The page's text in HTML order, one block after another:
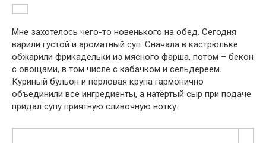
Мне захотелось чего-то новенького на обед. Сегодня
варили густой и ароматный суп. Сначала в кастрюльке
обжарили фрикадельки из мясного фарша, потом – бекон
с овощами, в том числе с кабачком и сельдереем.
Куриный бульон и перловая крупа гармонично
объединили все ингредиенты, а натёртый сыр при подаче
придал супу приятную сливочную нотку.